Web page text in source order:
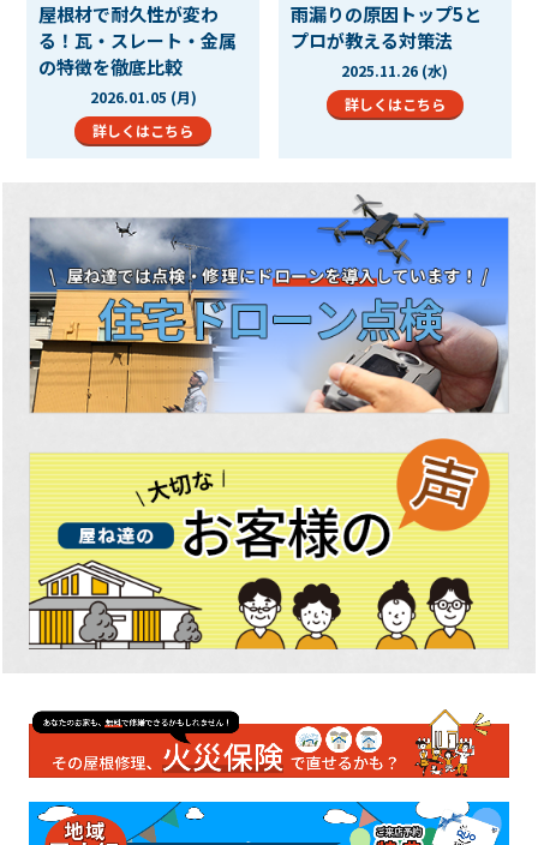
屋根葺き替え工事
屋根カバー工法工事
屋根工事
工事メニュー
現場ブログ
屋根材で耐久性が変わ
る！瓦・スレート・金属
の特徴を徹底比較
2026.01.05 (月)
詳しくはこちら
屋根カバー工法工事
屋根工事
防水工事
現場ブログ
雨漏りの原因トップ5と
プロが教える対策法
2025.11.26 (水)
詳しくはこちら